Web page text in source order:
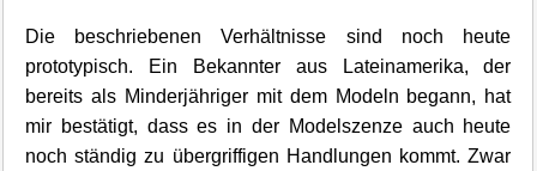
Die beschriebenen Verhältnisse sind noch heute
prototypisch. Ein Bekannter aus Lateinamerika, der
bereits als Minderjähriger mit dem Modeln begann, hat
mir bestätigt, dass es in der Modelszenze auch heute
noch ständig zu übergriffigen Handlungen kommt. Zwar